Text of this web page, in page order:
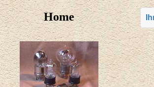
Home